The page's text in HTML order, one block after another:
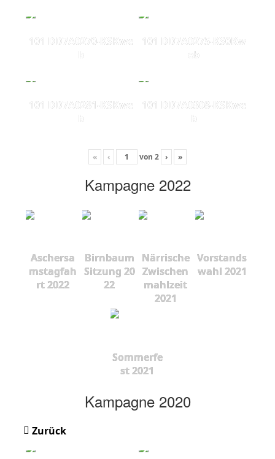
101 DD7A0270-KSKwe
b
101 DD7A0275-KS0Kw
eb
101 DD7A0281-KSKwe
b
101 DD7A0308-KSKwe
b
« ‹ von 2 › »
Kampagne 2022
Aschersa
mstagfah
rt 2022
Birnbaum
Sitzung 20
22
Närrische
Zwischen
mahlzeit
2021
Vorstands
wahl 2021
Sommerfe
st 2021
Kampagne 2020
Zurück